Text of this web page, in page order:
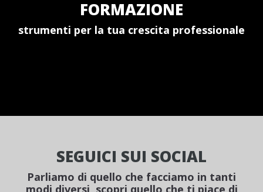
FORMAZIONE
strumenti per la tua crescita professionale
SEGUICI SUI SOCIAL
Parliamo di quello che facciamo in tanti
modi diversi, scopri quello che ti piace di